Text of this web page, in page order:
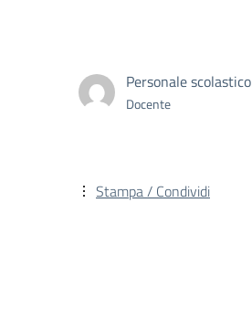
Personale scolastico
Docente
Stampa / Condividi